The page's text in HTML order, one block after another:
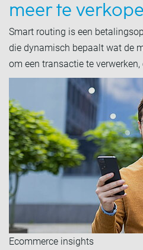
meer te
Smart routing is een
die dynamisch bepaalt wat de
om een transactie te
Ecommerce insights